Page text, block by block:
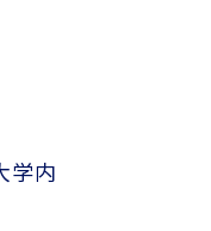
学内